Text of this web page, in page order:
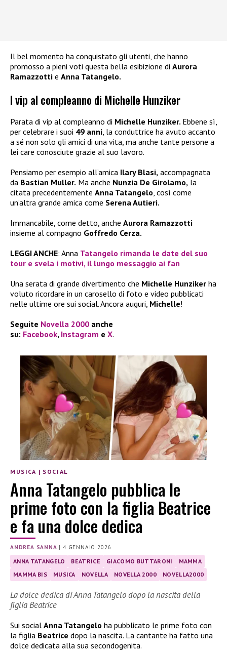
Il bel momento ha conquistato gli utenti, che hanno
promosso a pieni voti questa bella esibizione di Aurora
Ramazzotti e Anna Tatangelo.
I vip al compleanno di Michelle Hunziker
Parata di vip al compleanno di Michelle Hunziker. Ebbene sì,
per celebrare i suoi 49 anni , la conduttrice ha avuto accanto
a sé non solo gli amici di una vita, ma anche tante persone a
lei care conosciute grazie al suo lavoro.
Pensiamo per esempio all’amica Ilary Blasi, accompagnata
da Bastian Muller. Ma anche Nunzia De Girolamo, la
citata precedentemente Anna Tatangelo , così come
un’altra grande amica come Serena Autieri.
Immancabile, come detto, anche Aurora Ramazzotti
insieme al compagno Goffredo Cerza.
LEGGI ANCHE: Anna Tatangelo rimanda le date del suo
tour e svela i motivi, il lungo messaggio ai fan
Una serata di grande divertimento che Michelle Hunziker ha
voluto ricordare in un carosello di foto e video pubblicati
nelle ultime ore sui social. Ancora auguri, Michelle!
Seguite Novella 2000 anche
su: Facebook, Instagram e X.
MUSICA | SOCIAL
Anna Tatangelo pubblica le
prime foto con la figlia Beatrice
e fa una dolce dedica
ANDREA SANNA |4 GENNAIO 2026
ANNA TATANGELO BEATRICE GIACOMO BUTTARONI
MAMMA
MAMMA BIS
MUSICA NOVELLA NOVELLA 2000 NOVELLA2000
La dolce dedica di Anna Tatangelo dopo la nascita della
figlia Beatrice
Sui social Anna Tatangelo ha pubblicato le prime foto con
la figlia Beatrice dopo la nascita. La cantante ha fatto una
dolce dedicata alla sua secondogenita.